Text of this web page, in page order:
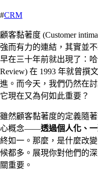
#CRM
顧客黏著度 (Customer
強而有力的連結，其實並
早在三十年前就出現了：哈
Review) 在 1993 年就曾撰
進。而今天，我們仍然在
它現在又為何如此重要？
雖然顧客黏著度的定義隨
心概念——透過個人化、
終如一。那麼，是什麼改
候都多。展現你對他們的
關重要。